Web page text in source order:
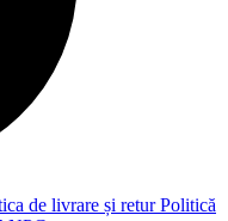
de livrare și returPolitică